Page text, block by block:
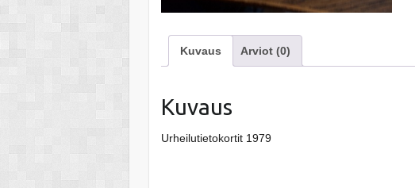
Kuvaus Arviot (0)
Kuvaus
Urheilutietokortit 1979